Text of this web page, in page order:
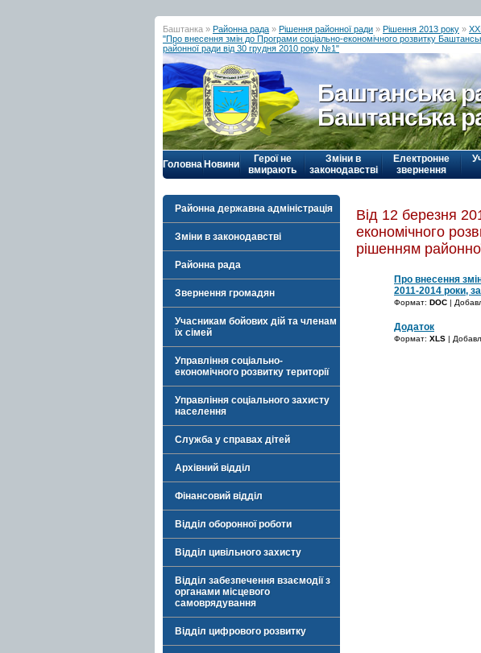
Баштанка » Районна рада » Рішення районної ради » Рішення 2013 року »
"Про внесення змін до Програми соціально-економічного розвитку
районної ради від 30 грудня 2010 року №1"
Баштанська
Баштанська
Головна Новини
Герої не
вмирають
Зміни в
законодавстві
Електронне
звернення
Районна державна адміністрація
Зміни в законодавстві
Районна рада
Звернення громадян
Учасникам бойових дій та членам
їх сімей
Управління соціально-
економічного розвитку території
Управління соціального захисту
населення
Служба у справах дітей
Архівний відділ
Фінансовий відділ
Відділ оборонної роботи
Відділ цивільного захисту
Відділ забезпечення взаємодії з
органами місцевого
самоврядування
Відділ цифрового розвитку
Від 12 березня
економічного
рішенням
Про внесення
2011-2014 роки,
Формат: DOC |
Додаток
Формат: XLS |